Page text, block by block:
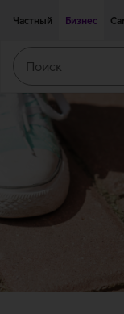
Частный
Бизнес